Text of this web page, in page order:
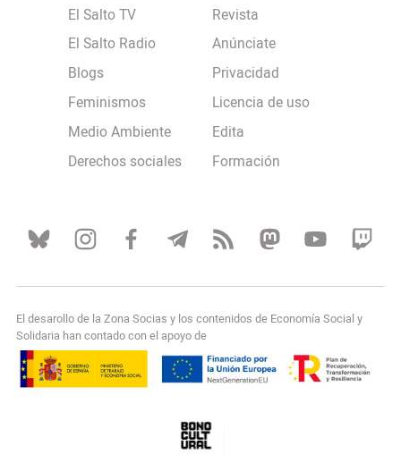
El Salto TV
El Salto Radio
Blogs
Feminismos
Medio Ambiente
Derechos sociales
Revista
Anúnciate
Privacidad
Licencia de uso
Edita
Formación
El desarollo de la Zona Socias y los contenidos de Economía Social y
Solidaria han contado con el apoyo de